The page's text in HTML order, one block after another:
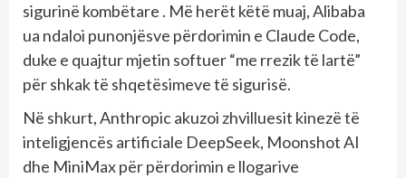
sigurinë kombëtare . Më herët këtë muaj, Alibaba
ua ndaloi punonjësve përdorimin e Claude Code,
duke e quajtur mjetin softuer “me rrezik të lartë”
për shkak të shqetësimeve të sigurisë.
Në shkurt, Anthropic akuzoi zhvilluesit kinezë të
inteligjencës artificiale DeepSeek, Moonshot AI
dhe MiniMax për përdorimin e llogarive